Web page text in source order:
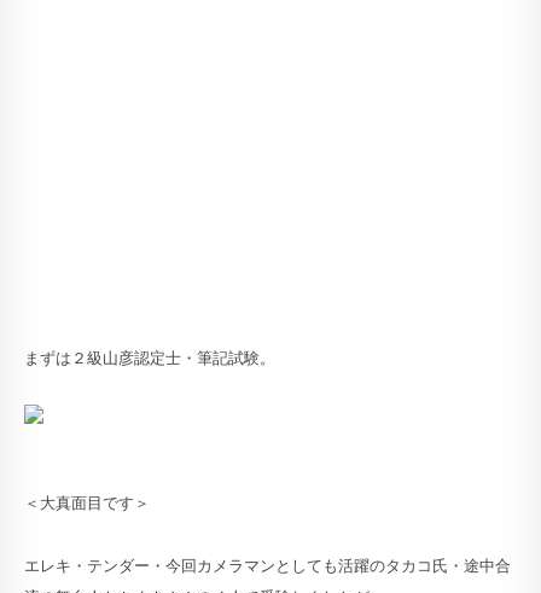
まずは２級山彦認定士・筆記試験。
＜大真面目です＞
エレキ・テンダー・今回カメラマンとしても活躍のタカコ氏・途中合